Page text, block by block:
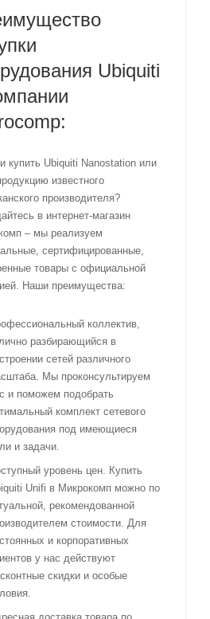
Ubiquiti
купить Ubiquiti Nanostation или
известного
производителя?
в интернет-магазин
– мы реализуем
сертифицированные,
товары с официальной
Наши преимущества:
коллектив,
разбирающийся в
сетей различного
Мы проконсультируем
и поможем подобрать
комплект сетевого
под имеющиеся
и задачи.
уровень цен. Купить
Unifi в Микрокомп можно по
рекомендованной
стоимости. Для
и корпоративных
у нас действуют
скидки и особые